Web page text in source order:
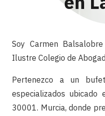
Soy Carmen Balsalobre
Ilustre Colegio de
Pertenezco a un
especializados ubicado
30001. Murcia, donde